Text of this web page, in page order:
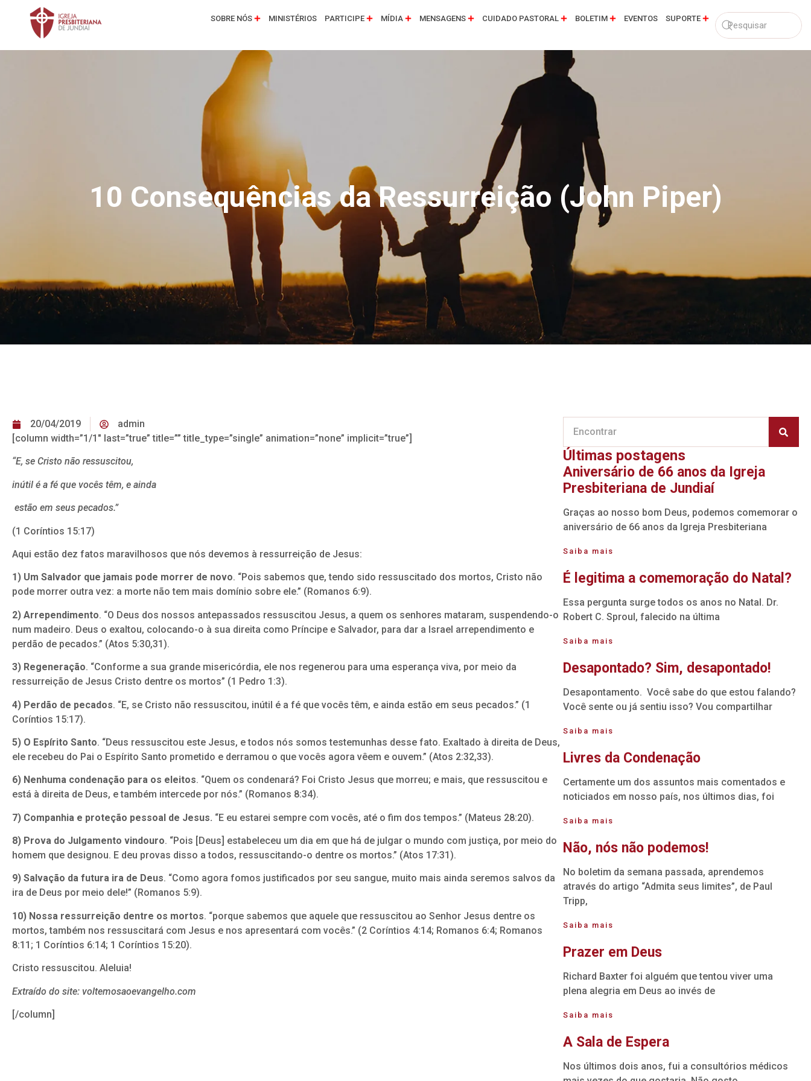
SOBRE NÓS MINISTÉRIOS PARTICIPE MÍDIA MENSAGENS CUIDADO PASTORAL BOLETIM EVENTOS SUPORTE
10 Consequências da Ressurreição (John Piper)
20/04/2019
admin
[column width=”1/1″ last=”true” title=”” title_type=”single” animation=”none” implicit=”true”]
“E, se Cristo não ressuscitou,
inútil é a fé que vocês têm, e ainda
estão em seus pecados.”
(1 Coríntios 15:17)
Aqui estão dez fatos maravilhosos que nós devemos à ressurreição de Jesus:
1) Um Salvador que jamais pode morrer de novo. “Pois sabemos que, tendo sido ressuscitado dos mortos, Cristo não
pode morrer outra vez: a morte não tem mais domínio sobre ele.” (Romanos 6:9).
2) Arrependimento. “O Deus dos nossos antepassados ressuscitou Jesus, a quem os senhores mataram, suspendendo-o
num madeiro. Deus o exaltou, colocando-o à sua direita como Príncipe e Salvador, para dar a Israel arrependimento e
perdão de pecados.” (Atos 5:30,31).
3) Regeneração. “Conforme a sua grande misericórdia, ele nos regenerou para uma esperança viva, por meio da
ressurreição de Jesus Cristo dentre os mortos” (1 Pedro 1:3).
4) Perdão de pecados. “E, se Cristo não ressuscitou, inútil é a fé que vocês têm, e ainda estão em seus pecados.” (1
Coríntios 15:17).
5) O Espírito Santo. “Deus ressuscitou este Jesus, e todos nós somos testemunhas desse fato. Exaltado à direita de Deus,
ele recebeu do Pai o Espírito Santo prometido e derramou o que vocês agora vêem e ouvem.” (Atos 2:32,33).
6) Nenhuma condenação para os eleitos. “Quem os condenará? Foi Cristo Jesus que morreu; e mais, que ressuscitou e
está à direita de Deus, e também intercede por nós.” (Romanos 8:34).
7) Companhia e proteção pessoal de Jesus. “E eu estarei sempre com vocês, até o fim dos tempos.” (Mateus 28:20).
8) Prova do Julgamento vindouro. “Pois [Deus] estabeleceu um dia em que há de julgar o mundo com justiça, por meio do
homem que designou. E deu provas disso a todos, ressuscitando-o dentre os mortos.” (Atos 17:31).
9) Salvação da futura ira de Deus. “Como agora fomos justificados por seu sangue, muito mais ainda seremos salvos da
ira de Deus por meio dele!” (Romanos 5:9).
10) Nossa ressurreição dentre os mortos. “porque sabemos que aquele que ressuscitou ao Senhor Jesus dentre os
mortos, também nos ressuscitará com Jesus e nos apresentará com vocês.” (2 Coríntios 4:14; Romanos 6:4; Romanos
8:11; 1 Coríntios 6:14; 1 Coríntios 15:20).
Cristo ressuscitou. Aleluia!
Extraído do site: voltemosaoevangelho.com
[/column]
Últimas postagens
Aniversário de 66 anos da Igreja
Presbiteriana de Jundiaí
Graças ao nosso bom Deus, podemos comemorar o
aniversário de 66 anos da Igreja Presbiteriana
Saiba mais
É legitima a comemoração do Natal?
Essa pergunta surge todos os anos no Natal. Dr.
Robert C. Sproul, falecido na última
Saiba mais
Desapontado? Sim, desapontado!
Desapontamento. Você sabe do que estou falando?
Você sente ou já sentiu isso? Vou compartilhar
Saiba mais
Livres da Condenação
Certamente um dos assuntos mais comentados e
noticiados em nosso país, nos últimos dias, foi
Saiba mais
Não, nós não podemos!
No boletim da semana passada, aprendemos
através do artigo “Admita seus limites”, de Paul
Tripp,
Saiba mais
Prazer em Deus
Richard Baxter foi alguém que tentou viver uma
plena alegria em Deus ao invés de
Saiba mais
A Sala de Espera
Nos últimos dois anos, fui a consultórios médicos